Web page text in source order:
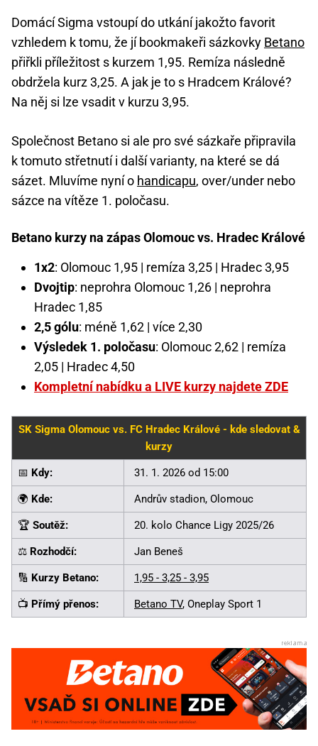
Domácí Sigma vstoupí do utkání jakožto favorit
vzhledem k tomu, že jí bookmakeři sázkovky Betano
přiřkli příležitost s kurzem 1,95. Remíza následně
obdržela kurz 3,25. A jak je to s Hradcem Králové?
Na něj si lze vsadit v kurzu 3,95.
Společnost Betano si ale pro své sázkaře připravila
k tomuto střetnutí i další varianty, na které se dá
sázet. Mluvíme nyní o handicapu, over/under nebo
sázce na vítěze 1. poločasu.
Betano kurzy na zápas Olomouc vs. Hradec Králové
1x2: Olomouc 1,95 | remíza 3,25 | Hradec 3,95
Dvojtip: neprohra Olomouc 1,26 | neprohra
Hradec 1,85
2,5 gólu: méně 1,62 | více 2,30
Výsledek 1. poločasu: Olomouc 2,62 | remíza
2,05 | Hradec 4,50
Kompletní nabídku a LIVE kurzy najdete ZDE
SK Sigma Olomouc vs. FC Hradec Králové - kde sledovat &
kurzy
📅 Kdy: 31. 1. 2026 od 15:00
🌍 Kde: Andrův stadion, Olomouc
🏆 Soutěž: 20. kolo Chance Ligy 2025/26
⚖️ Rozhodčí: Jan Beneš
🔢 Kurzy Betano: 1,95 - 3,25 - 3,95
📺 Přímý přenos: Betano TV, Oneplay Sport 1